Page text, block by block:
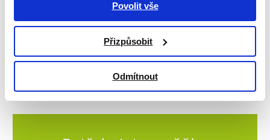
Povolit vše
Přizpůsobit
Odmítnout
ZPĚT NA VÝPIS